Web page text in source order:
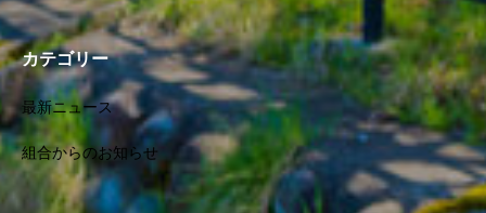
カテゴリー
最新ニュース
組合からのお知らせ